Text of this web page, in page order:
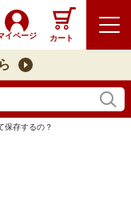
イページ カート
保存するの？